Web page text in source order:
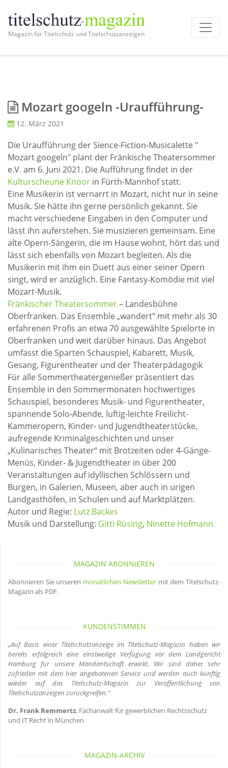
Magazin für Titelschutz und Titelschutzanzeigen
Mozart googeln -Uraufführung-
12. März 2021
Die Uraufführung der Sience-Fiction-Musicalette "
Mozart googeln" plant der Fränkische Theatersommer
e.V. am 6. Juni 2021. Die Aufführung findet in der
Kulturscheune Knoor in Fürth-Mannhof statt.
Eine Musikerin ist vernarrt in Mozart, nicht nur in seine
Musik. Sie hätte ihn gerne persönlich gekannt. Sie
macht verschiedene Eingaben in den Computer und
lässt ihn auferstehen. Sie musizieren gemeinsam. Eine
alte Opern-Sängerin, die im Hause wohnt, hört das und
lässt sich ebenfalls von Mozart begleiten. Als die
Musikerin mit ihm ein Duett aus einer seiner Opern
singt, wird er anzüglich. Eine Fantasy-Komödie mit viel
Mozart-Musik.
Fränkischer Theatersommer– Landesbühne
Oberfranken. Das Ensemble „wandert“ mit mehr als 30
erfahrenen Profis an etwa 70 ausgewählte Spielorte in
Oberfranken und weit darüber hinaus. Das Angebot
umfasst die Sparten Schauspiel, Kabarett, Musik,
Gesang, Figurentheater und der Theaterpädagogik
Für alle Sommertheatergenießer präsentiert das
Ensemble in den Sommermonaten hochwertiges
Schauspiel, besonderes Musik- und Figurentheater,
spannende Solo-Abende, luftig-leichte Freilicht-
Kammeropern, Kinder- und Jugendtheaterstücke,
aufregende Kriminalgeschichten und unser
„Kulinarisches Theater“ mit Brotzeiten oder 4-Gänge-
Menüs, Kinder- & Jugendtheater in über 200
Veranstaltungen auf idyllischen Schlössern und
Burgen, in Galerien, Museen, aber auch in urigen
Landgasthöfen, in Schulen und auf Marktplätzen.
Autor und Regie: Lutz Backes
Musik und Darstellung: Gitti Rüsing, Ninette Hofmann
MAGAZIN ABONNIEREN
Abonnieren Sie unseren monatlichen Newslettermit dem Titelschutz-
Magazin als PDF.
KUNDENSTIMMEN
„Auf Basis einer Titelschutzanzeige im Titelschutz-Magazin haben wir
bereits erfolgreich eine einstweilige Verfügung vor dem Landgericht
Hamburg für unsere Mandantschaft erwirkt. Wir sind daher sehr
zufrieden mit dem hier angebotenen Service und werden auch künftig
wieder auf das Titelschutz-Magazin zur Veröffentlichung von
Titelschutzanzeigen zurückgreifen.“
Dr. Frank Remmertz, Fachanwalt für gewerblichen Rechtsschutz
und IT Recht in München
MAGAZIN-ARCHIV